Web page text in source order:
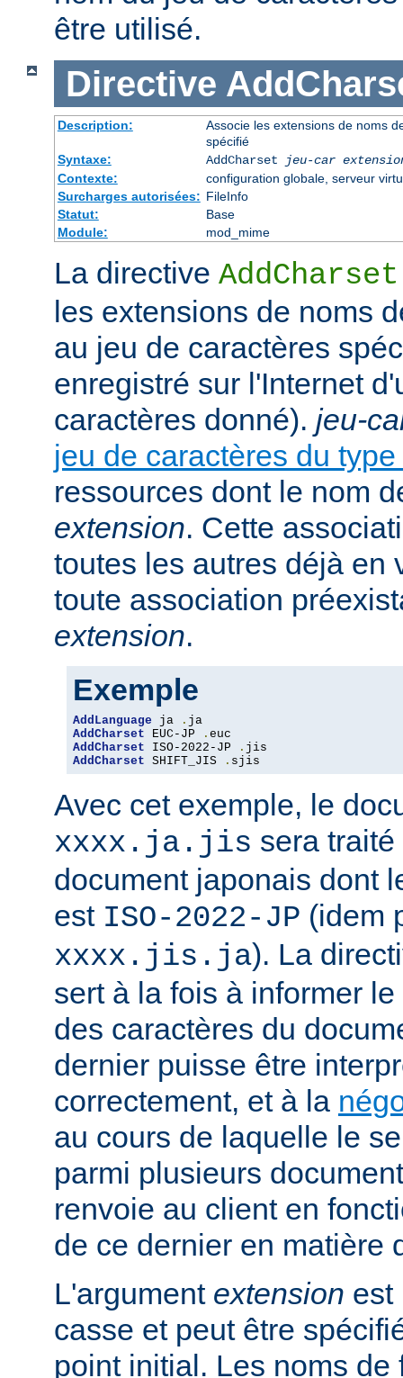
être utilisé.
Directive
Description:
Associe les extensions de noms
spécifié
Syntaxe:
AddCharset jeu-car
Contexte:
configuration globale, serveur
Surcharges autorisées: FileInfo
Statut:
Base
Module:
mod_mime
La directive AddCharset
les extensions de noms
au jeu de caractères
enregistré sur l'Internet
caractères donné). jeu-
jeu de caractères du
ressources dont le nom
extension. Cette
toutes les autres déjà en
toute association
extension.
Exemple
AddLanguage ja .
AddCharset EUC-JP .
AddCharset ISO-2022-JP .
AddCharset SHIFT_JIS . sjis
Avec cet exemple, le
xxxx.ja.jis sera
document japonais dont
est ISO-2022-JP (idem
xxxx.jis.ja). La
sert à la fois à informer
des caractères du
dernier puisse être
correctement, et à la
au cours de laquelle le
parmi plusieurs
renvoie au client en
de ce dernier en matière
L'argument extension est
casse et peut être
point initial. Les noms de